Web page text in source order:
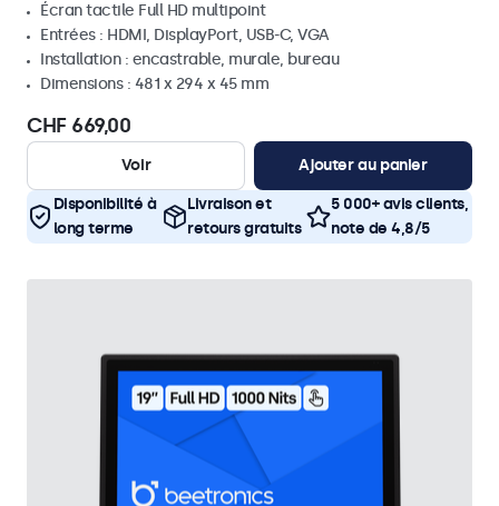
Écran tactile Full HD multipoint
Entrées : HDMI, DisplayPort, USB-C, VGA
Installation : encastrable, murale, bureau
Dimensions : 481 x 294 x 45 mm
CHF 669,00
Voir Ajouter au panier
Disponibilité à
long terme
Livraison et
retours gratuits
5 000+ avis clients,
note de 4,8/5